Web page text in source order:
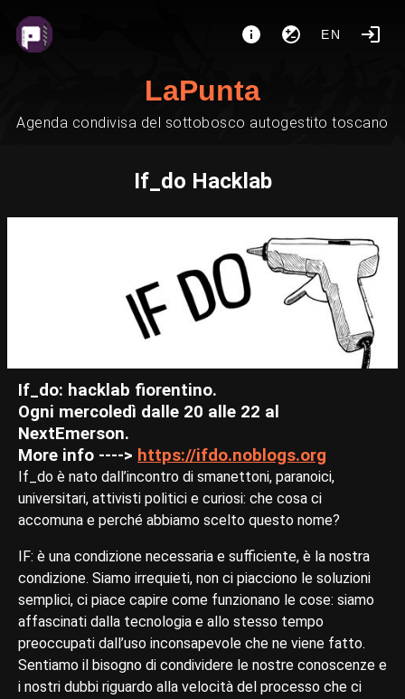
EN
LaPunta
Agenda condivisa del sottobosco autogestito toscano
If_do Hacklab
If_do: hacklab fiorentino.
Ogni mercoledì dalle 20 alle 22 al
NextEmerson.
More info ----> https://ifdo.noblogs.org
If_do è nato dall’incontro di smanettoni, paranoici,
universitari, attivisti politici e curiosi: che cosa ci
accomuna e perché abbiamo scelto questo nome?
IF: è una condizione necessaria e sufficiente, è la nostra
condizione. Siamo irrequieti, non ci piacciono le soluzioni
semplici, ci piace capire come funzionano le cose: siamo
affascinati dalla tecnologia e allo stesso tempo
preoccupati dall’uso inconsapevole che ne viene fatto.
Sentiamo il bisogno di condividere le nostre conoscenze e
i nostri dubbi riguardo alla velocità del processo che ci